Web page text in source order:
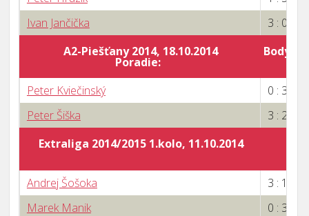
Ivan Jančička
3 : 0
A2-Piešťany 2014, 18.10.2014
Poradie:
Body
Peter Kviečinský
0 : 3
Peter Šiška
3 : 2
Extraliga 2014/2015 1.kolo, 11.10.2014
Andrej Šošoka
3 : 1
Marek Manik
0 : 3